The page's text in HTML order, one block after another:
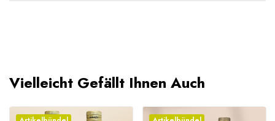
Vielleicht Gefällt Ihnen Auch